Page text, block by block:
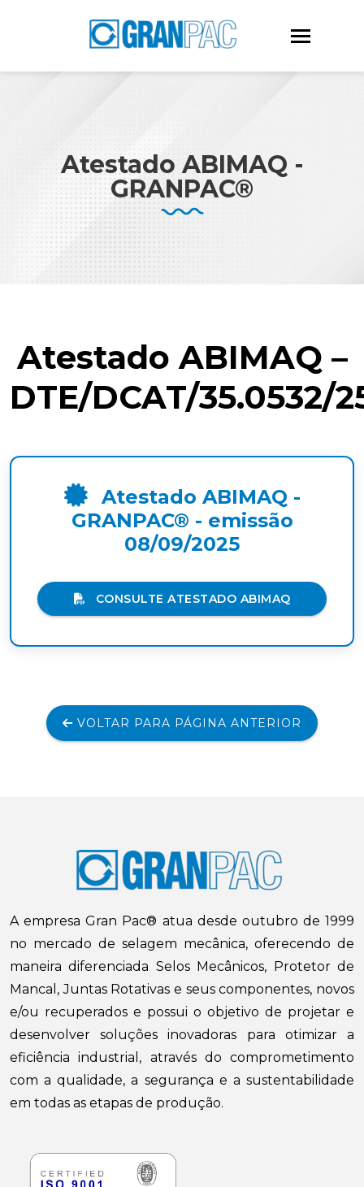
Atestado ABIMAQ -
GRANPAC®
Atestado ABIMAQ –
DTE/DCAT/35.0532/
Atestado ABIMAQ -
GRANPAC® - emissão
08/09/2025
CONSULTE ATESTADO ABIMAQ
VOLTAR PARA PÁGINA ANTERIOR
A empresa Gran Pac® atua desde outubro de 1999
no mercado de selagem mecânica, oferecendo de
maneira diferenciada Selos Mecânicos, Protetor de
Mancal, Juntas Rotativas e seus componentes, novos
e/ou recuperados e possui o objetivo de projetar e
desenvolver soluções inovadoras para otimizar a
eficiência industrial, através do comprometimento
com a qualidade, a segurança e a sustentabilidade
em todas as etapas de produção.